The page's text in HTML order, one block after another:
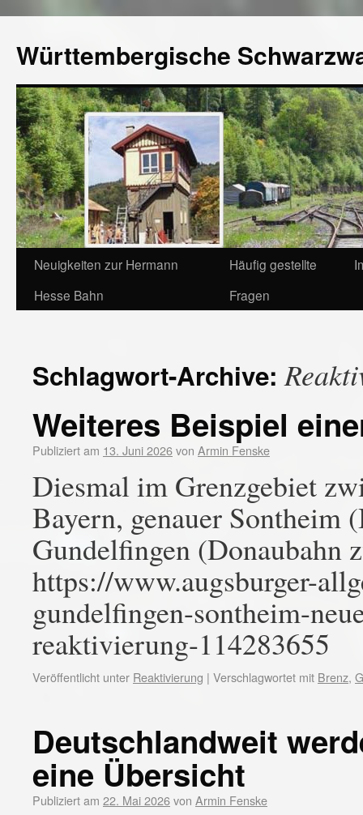
Württembergische
Neuigkeiten zur Hermann
Hesse Bahn
Häufig gestellte
Fragen
Schlagwort-Archive:
Weiteres Beispiel
Publiziert am 13. Juni 2026von Armin Fenske
Diesmal im Grenzgebiet
Bayern, genauer Sontheim
Gundelfingen (Donaubahn
https://www.augsburger-
gundelfingen-sontheim-
reaktivierung-114283655
Veröffentlicht unter Reaktivierung | Verschlagwortet mit Brenz,
Deutschlandweit
eine Übersicht
Publiziert am 22. Mai 2026von Armin Fenske